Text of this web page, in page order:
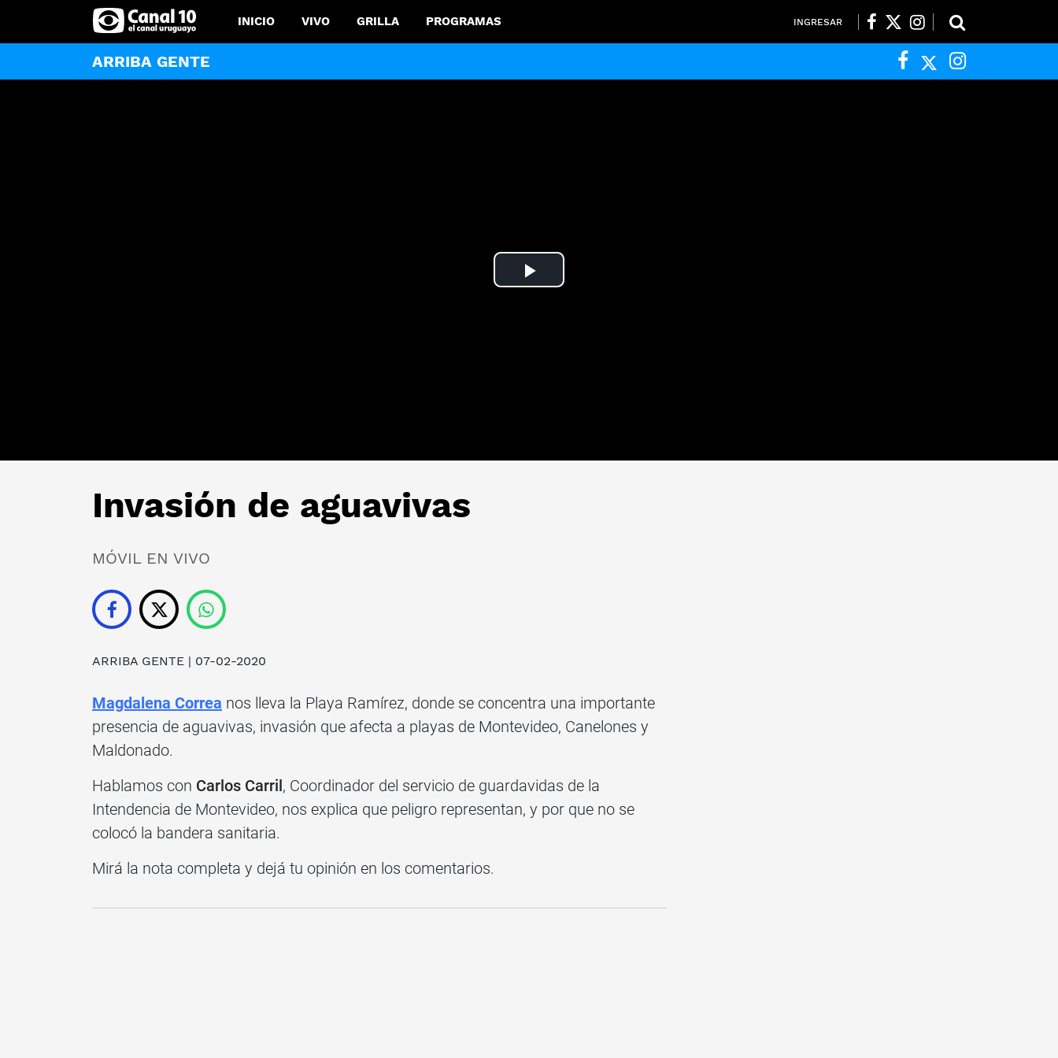
INICIO VIVO GRILLA PROGRAMAS INGRESAR
ARRIBA GENTE
Play
Invasión de aguavivas
MÓVIL EN VIVO
ARRIBA GENTE | 07-02-2020
Magdalena Correa nos lleva la Playa Ramírez, donde se concentra una importante
presencia de aguavivas, invasión que afecta a playas de Montevideo, Canelones y
Maldonado.
Hablamos con Carlos Carril, Coordinador del servicio de guardavidas de la
Intendencia de Montevideo, nos explica que peligro representan, y por que no se
colocó la bandera sanitaria.
Mirá la nota completa y dejá tu opinión en los comentarios.